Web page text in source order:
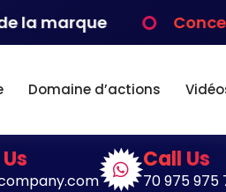
Conception
Domaine d’actions
Call Us
70 975 975